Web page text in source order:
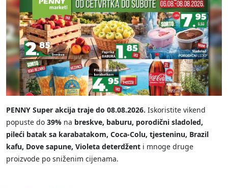
PENNY Super akcija traje do 08.08.2026. Iskoristite vikend
popuste do 39% na breskve, baburu, porodični sladoled,
pileći batak sa karabatakom, Coca-Colu, tjesteninu, Brazil
kafu, Dove sapune, Violeta deterdžent i mnoge druge
proizvode po sniženim cijenama.